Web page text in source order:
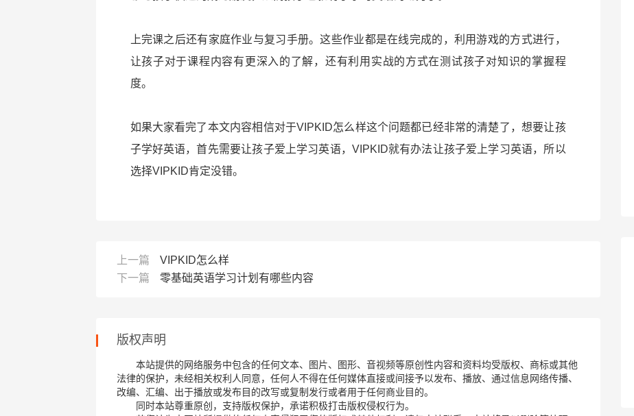
上完课之后还有家庭作业与复习手册。这些作业都是在线完成的，利用游戏的方式进行，
让孩子对于课程内容有更深入的了解，还有利用实战的方式在测试孩子对知识的掌握程
度。
如果大家看完了本文内容相信对于VIPKID怎么样这个问题都已经非常的清楚了，想要让孩
子学好英语，首先需要让孩子爱上学习英语，VIPKID就有办法让孩子爱上学习英语，所以
选择VIPKID肯定没错。
上一篇
VIPKID怎么样
下一篇
零基础英语学习计划有哪些内容
版权声明
本站提供的网络服务中包含的任何文本、图片、图形、音视频等原创性内容和资料均受版权、商标或其他
法律的保护，未经相关权利人同意，任何人不得在任何媒体直接或间接予以发布、播放、通过信息网络传播、
改编、汇编、出于播放或发布目的改写或复制发行或者用于任何商业目的。
同时本站尊重原创，支持版权保护，承诺积极打击版权侵权行为。